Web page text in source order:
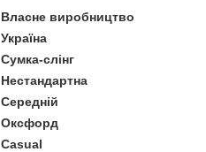
Власне виробництво
Україна
Сумка-слінг
Нестандартна
Середній
Оксфорд
Casual